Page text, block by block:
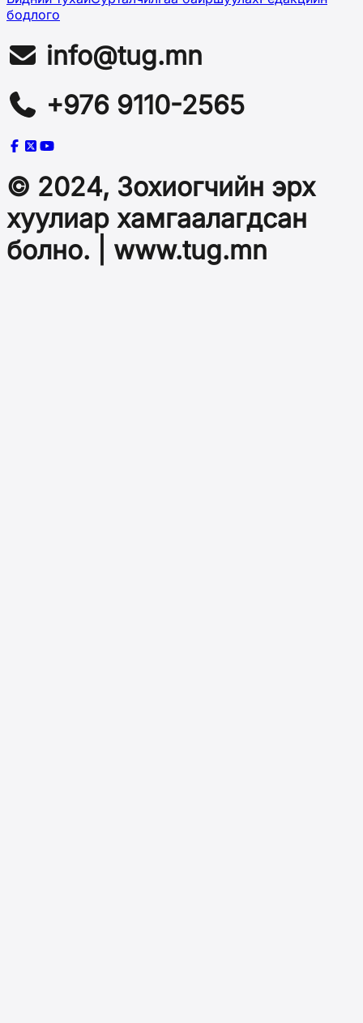
бодлого
info@tug.mn
+976 9110-2565
© 2024, Зохиогчийн эрх
хуулиар хамгаалагдсан
болно. | www.tug.mn